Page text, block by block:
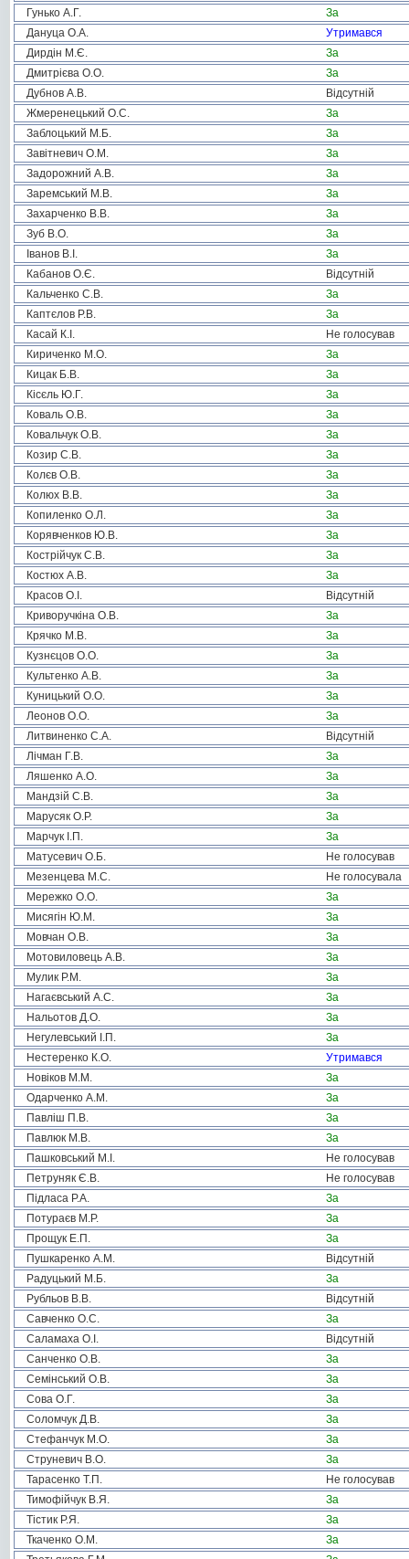
Гунько А.Г.
За
Дануца О.А.
Утримався
Дирдін М.Є.
За
Дмитрієва О.О.
За
Дубнов А.В.
Відсутній
Жмеренецький О.С.
За
Заблоцький М.Б.
За
Завітневич О.М.
За
Задорожний А.В.
За
Заремський М.В.
За
Захарченко В.В.
За
Зуб В.О.
За
Іванов В.І.
За
Кабанов О.Є.
Відсутній
Кальченко С.В.
За
Каптєлов Р.В.
За
Касай К.І.
Не голосував
Кириченко М.О.
За
Кицак Б.В.
За
Кісєль Ю.Г.
За
Коваль О.В.
За
Ковальчук О.В.
За
Козир С.В.
За
Колєв О.В.
За
Колюх В.В.
За
Копиленко О.Л.
За
Корявченков Ю.В.
За
Кострійчук С.В.
За
Костюх А.В.
За
Красов О.І.
Відсутній
Криворучкіна О.В.
За
Крячко М.В.
За
Кузнєцов О.О.
За
Культенко А.В.
За
Куницький О.О.
За
Леонов О.О.
За
Литвиненко С.А.
Відсутній
Лічман Г.В.
За
Ляшенко А.О.
За
Мандзій С.В.
За
Марусяк О.Р.
За
Марчук І.П.
За
Матусевич О.Б.
Не голосував
Мезенцева М.С.
Не голосувала
Мережко О.О.
За
Мисягін Ю.М.
За
Мовчан О.В.
За
Мотовиловець А.В.
За
Мулик Р.М.
За
Нагаєвський А.С.
За
Нальотов Д.О.
За
Негулевський І.П.
За
Нестеренко К.О.
Утримався
Новіков М.М.
За
Одарченко А.М.
За
Павліш П.В.
За
Павлюк М.В.
За
Пашковський М.І.
Не голосував
Петруняк Є.В.
Не голосував
Підласа Р.А.
За
Потураєв М.Р.
За
Прощук Е.П.
За
Пушкаренко А.М.
Відсутній
Радуцький М.Б.
За
Рубльов В.В.
Відсутній
Савченко О.С.
За
Саламаха О.І.
Відсутній
Санченко О.В.
За
Семінський О.В.
За
Сова О.Г.
За
Соломчук Д.В.
За
Стефанчук М.О.
За
Струневич В.О.
За
Тарасенко Т.П.
Не голосував
Тимофійчук В.Я.
За
Тістик Р.Я.
За
Ткаченко О.М.
За